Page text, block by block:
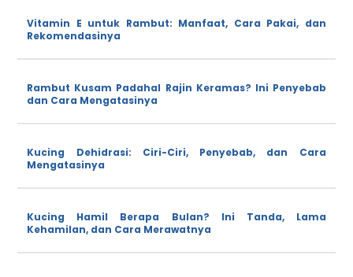
Vitamin E untuk Rambut: Manfaat, Cara Pakai, dan
Rekomendasinya
Rambut Kusam Padahal Rajin Keramas? Ini Penyebab
dan Cara Mengatasinya
Kucing Dehidrasi: Ciri-Ciri, Penyebab, dan Cara
Mengatasinya
Kucing Hamil Berapa Bulan? Ini Tanda, Lama
Kehamilan, dan Cara Merawatnya